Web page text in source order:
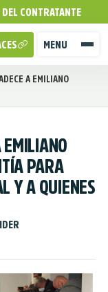
DEL CONTRATANTE
MENU
A EMILIANO
EMILIANO
PARA
Y A QUIENES